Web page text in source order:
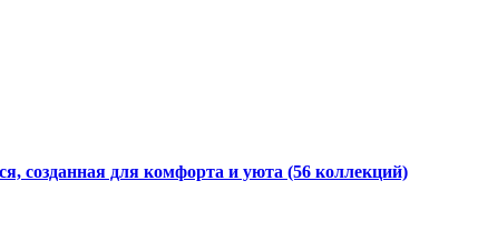
созданная для комфорта и уюта (56 коллекций)